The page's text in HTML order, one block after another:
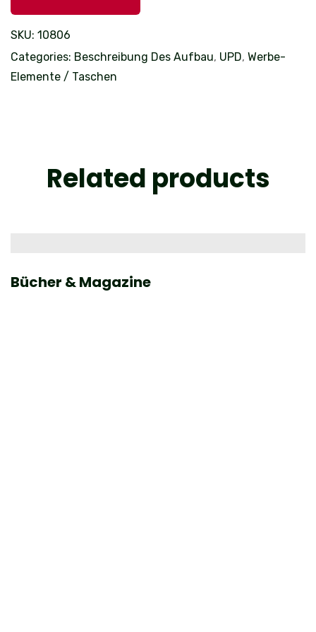
SKU: 10806
Categories: Beschreibung Des Aufbau, UPD, Werbe-
Elemente / Taschen
Related products
Bücher & Magazine